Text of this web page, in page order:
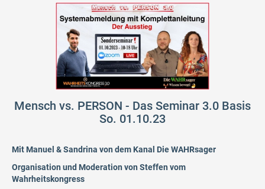
Mensch vs. PERSON - Das Seminar 3.0 Basis
So. 01.10.23
Mit Manuel & Sandrina von dem Kanal Die WAHRsager
Organisation und Moderation von Steffen vom
Wahrheitskongress